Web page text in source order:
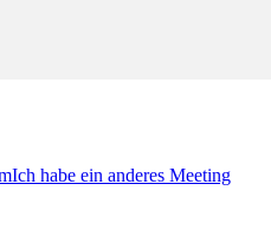
Ich habe ein anderes Meeting